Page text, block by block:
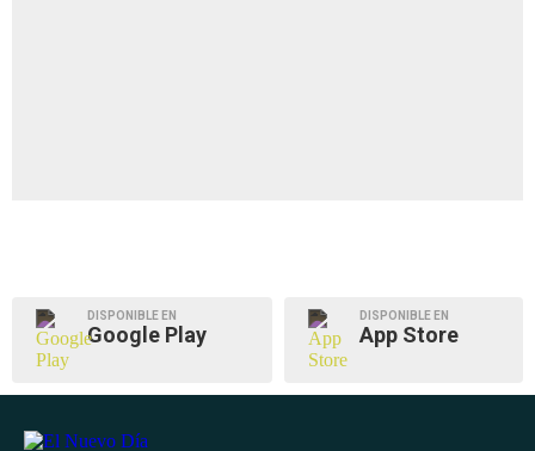
DISPONIBLE EN
Google Play
DISPONIBLE EN
App Store